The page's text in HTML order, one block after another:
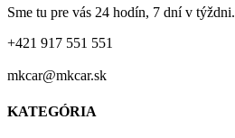
Sme tu pre vás 24 hodín, 7 dní v týždni.
+421 917 551 551
mkcar@mkcar.sk
KATEGÓRIA